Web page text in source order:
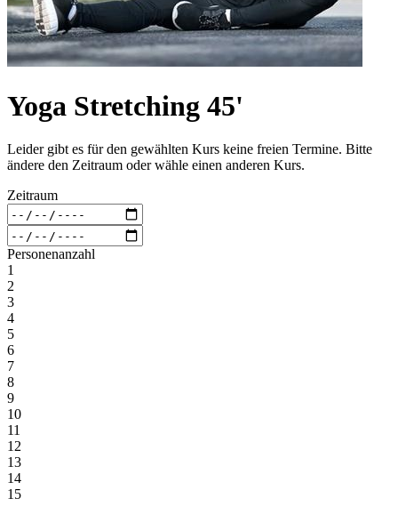
Yoga Stretching 45'
Leider gibt es für den gewählten Kurs keine freien Termine. Bitte
ändere den Zeitraum oder wähle einen anderen Kurs.
Zeitraum
Personenanzahl
1
2
3
4
5
6
7
8
9
10
11
12
13
14
15